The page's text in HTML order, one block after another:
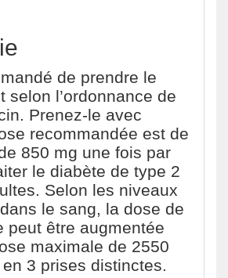
de prendre le
selon l’ordonnance de
Prenez-le avec
recommandée est de
850 mg une fois par
le diabète de type 2
Selon les niveaux
le sang, la dose de
peut être augmentée
maximale de 2550
3 prises distinctes.